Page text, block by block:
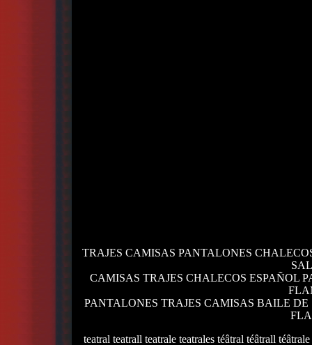
TRAJES CAMISAS PANTALONES
CAMISAS TRAJES CHALECOS ESPAÑOL
PANTALONES TRAJES CAMISAS BAILE
teatral teatrall teatrale teatrales téâtral téâtrall